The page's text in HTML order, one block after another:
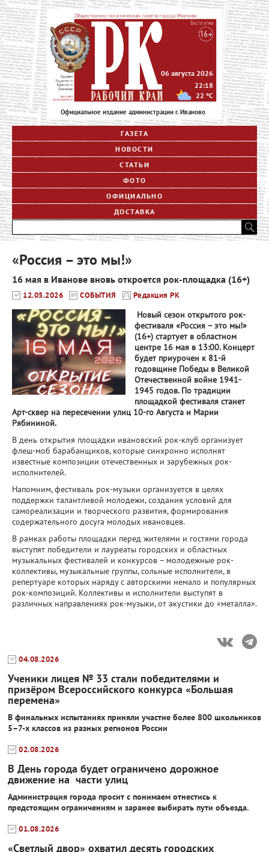
Официальное издание администрации г. Иваново
06 августа 2026
22:18
22 °C
ГАЗЕТА
НОВОСТИ
СТАТЬИ
ФОТО
ОФИЦИАЛЬНО
ДОСТАВКА
«Россия – это мы!»
16 мая в Иванове вновь откроется рок-площадка (16+)
12.05.2026 СОБЫТИЯ Редакция РК
Новый сезон открытого рок-
фестиваля «Россия – это мы!»
(16+) стартует в областном
центре 16 мая в 13:00. Концерт
будет приурочен к 81-й
годовщине Победы в Великой
Отечественной войне 1941-
1945 годов. По традиции
площадкой фестиваля станет
Арт-сквер на пересечении улиц 10-го Августа и Марии
Рябининой.
В день открытия площадки ивановский рок-клуб организует
флеш-моб барабанщиков, которые синхронно исполнят
известные композиции отечественных и зарубежных рок-
исполнителей.
Напомним, фестиваль рок-музыки организуется в целях
поддержки талантливой молодежи, создания условий для
самореализации и творческого развития, формирования
содержательного досуга молодых ивановцев.
В рамках работы площадки перед жителями и гостями города
выступят победители и лауреаты городских и областных
музыкальных фестивалей и конкурсов – молодежные рок-
коллективы, музыкальные группы, сольные исполнители, в
репертуаре которых наряду с авторскими немало и популярных
рок-композиций. Коллективы и исполнители выступят в
различных направлениях рок-музыки, от акустики до «металла».
04.08.2026
Ученики лицея № 33 стали победителями и
призёром Всероссийского конкурса «Большая
перемена»
В финальных испытаниях приняли участие более 800 школьников
5–7-х классов из разных регионов России
02.08.2026
В День города будет ограничено дорожное
движение на части улиц
Администрация города просит с понимаем отнестись к
предстоящим ограничениям и заранее выбирать пути объезда.
01.08.2026
«Светлый двор» охватил десять городских